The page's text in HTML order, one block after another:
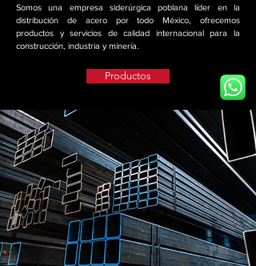
Somos una empresa siderúrgica poblana líder en la
distribución de acero por todo México, ofrecemos
productos y servicios de calidad internacional para la
construcción, industria y minería.
Productos